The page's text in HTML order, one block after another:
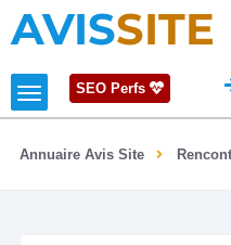
AVISSITE
SEO Perfs
Annuaire Avis Site